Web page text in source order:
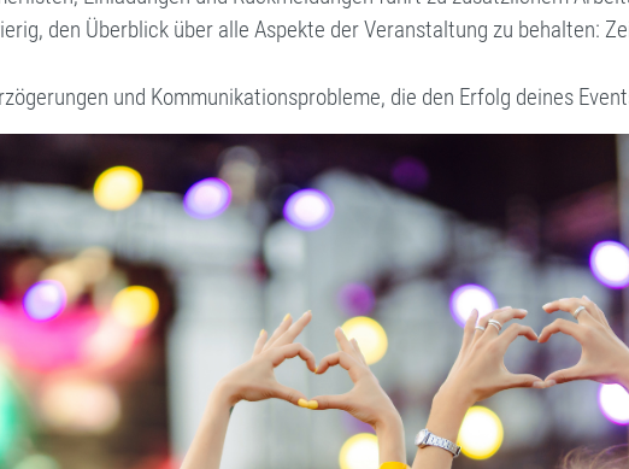
den Überblick über alle Aspekte der Veranstaltung zu behalten:
und Kommunikationsprobleme, die den Erfolg deines